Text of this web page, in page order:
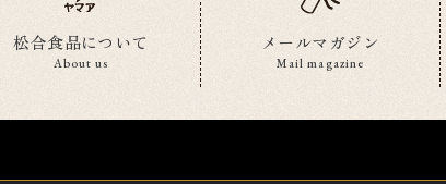
松合食品について
About us
メールマガジン
Mail magazine